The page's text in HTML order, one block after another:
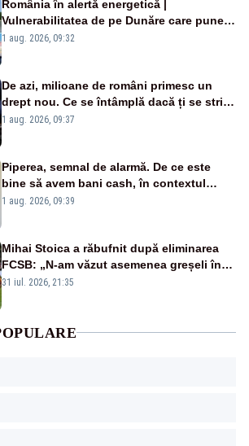
România în alertă energetică |
Vulnerabilitatea de pe Dunăre care pune
în pericol Centrala Cernavodă era
1 aug. 2026, 09:32
De azi, milioane de români primesc un
drept nou. Ce se întâmplă dacă ți se strică
un produs
1 aug. 2026, 09:37
Piperea, semnal de alarmă. De ce este
bine să avem bani cash, în contextul
alertei energetice?
1 aug. 2026, 09:39
Mihai Stoica a răbufnit după eliminarea
FCSB: „N-am văzut asemenea greșeli în
190 de meciuri europene”
31 iul. 2026, 21:35